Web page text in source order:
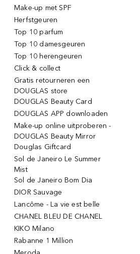
Make-up met SPF
Herfstgeuren
Top 10 parfum
Top 10 damesgeuren
Top 10 herengeuren
Click & collect
Gratis retourneren een
DOUGLAS store
DOUGLAS Beauty Card
DOUGLAS APP downloaden
Make-up online uitproberen -
DOUGLAS Beauty Mirror
Douglas Giftcard
Sol de Janeiro Le Summer
Mist
Sol de Janeiro Bom Dia
DIOR Sauvage
Lancôme - La vie est belle
CHANEL BLEU DE CHANEL
KIKO Milano
Rabanne 1 Million